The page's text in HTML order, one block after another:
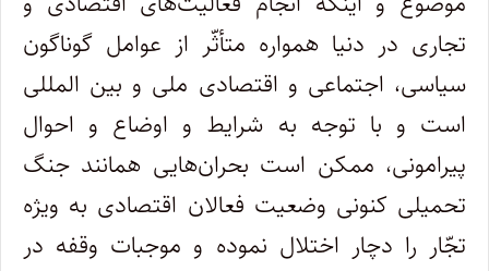
تجاری در دنیا همواره متأثّر از عوامل گوناگون
سیاسی، اجتماعی و اقتصادی ملی و بین المللی
است و با توجه به شرایط و اوضاع و احوال
پیرامونی، ممکن است بحران‌هایی همانند جنگ
تحمیلی کنونی وضعیت فعالان اقتصادی به ویژه
تجّار را دچار اختلال نموده و موجبات وقفه در